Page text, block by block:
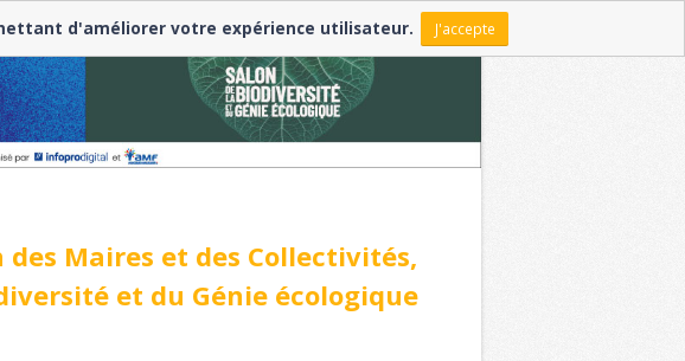
Maires et des Collectivités,
et du Génie écologique
d'améliorer votre expérience utilisateur. J'accepte